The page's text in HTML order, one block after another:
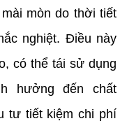
mòn do thời tiết
nghiệt. Điều này
có thể tái sử dụng
hưởng đến chất
tư tiết kiệm chi phí